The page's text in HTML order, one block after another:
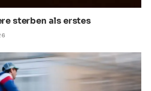
sterben als erstes